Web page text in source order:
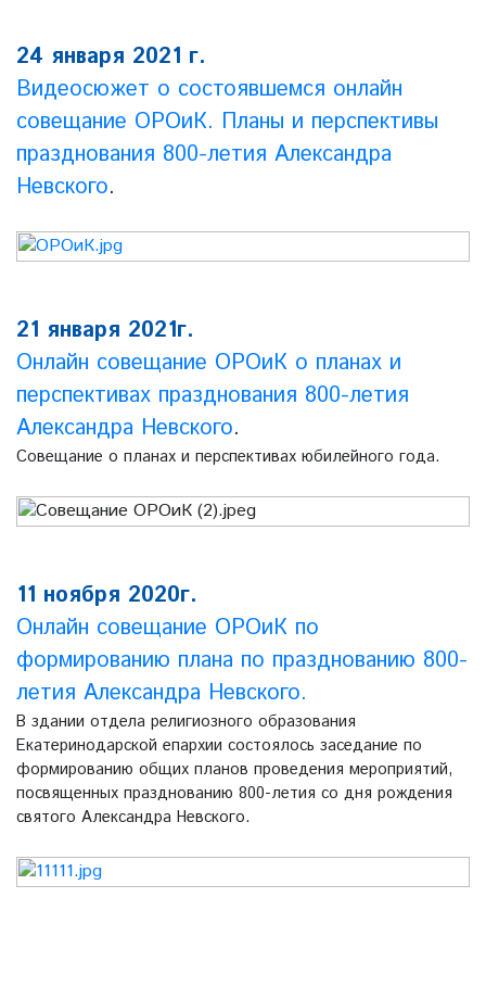
24 января 2021 г.
Видеосюжет о состоявшемся онлайн
совещание ОРОиК. Планы и перспективы
празднования 800-летия Александра
Невского.
21 января 2021г.
Онлайн совещание ОРОиК о планах и
перспективах празднования 800-летия
Александра Невского.
Совещание о планах и перспективах юбилейного года.
11 ноября 2020г.
Онлайн совещание ОРОиК по
формированию плана по празднованию 800-
летия Александра Невского.
В здании отдела религиозного образования
Екатеринодарской епархии состоялось заседание по
формированию общих планов проведения мероприятий,
посвященных празднованию 800-летия со дня рождения
святого Александра Невского.